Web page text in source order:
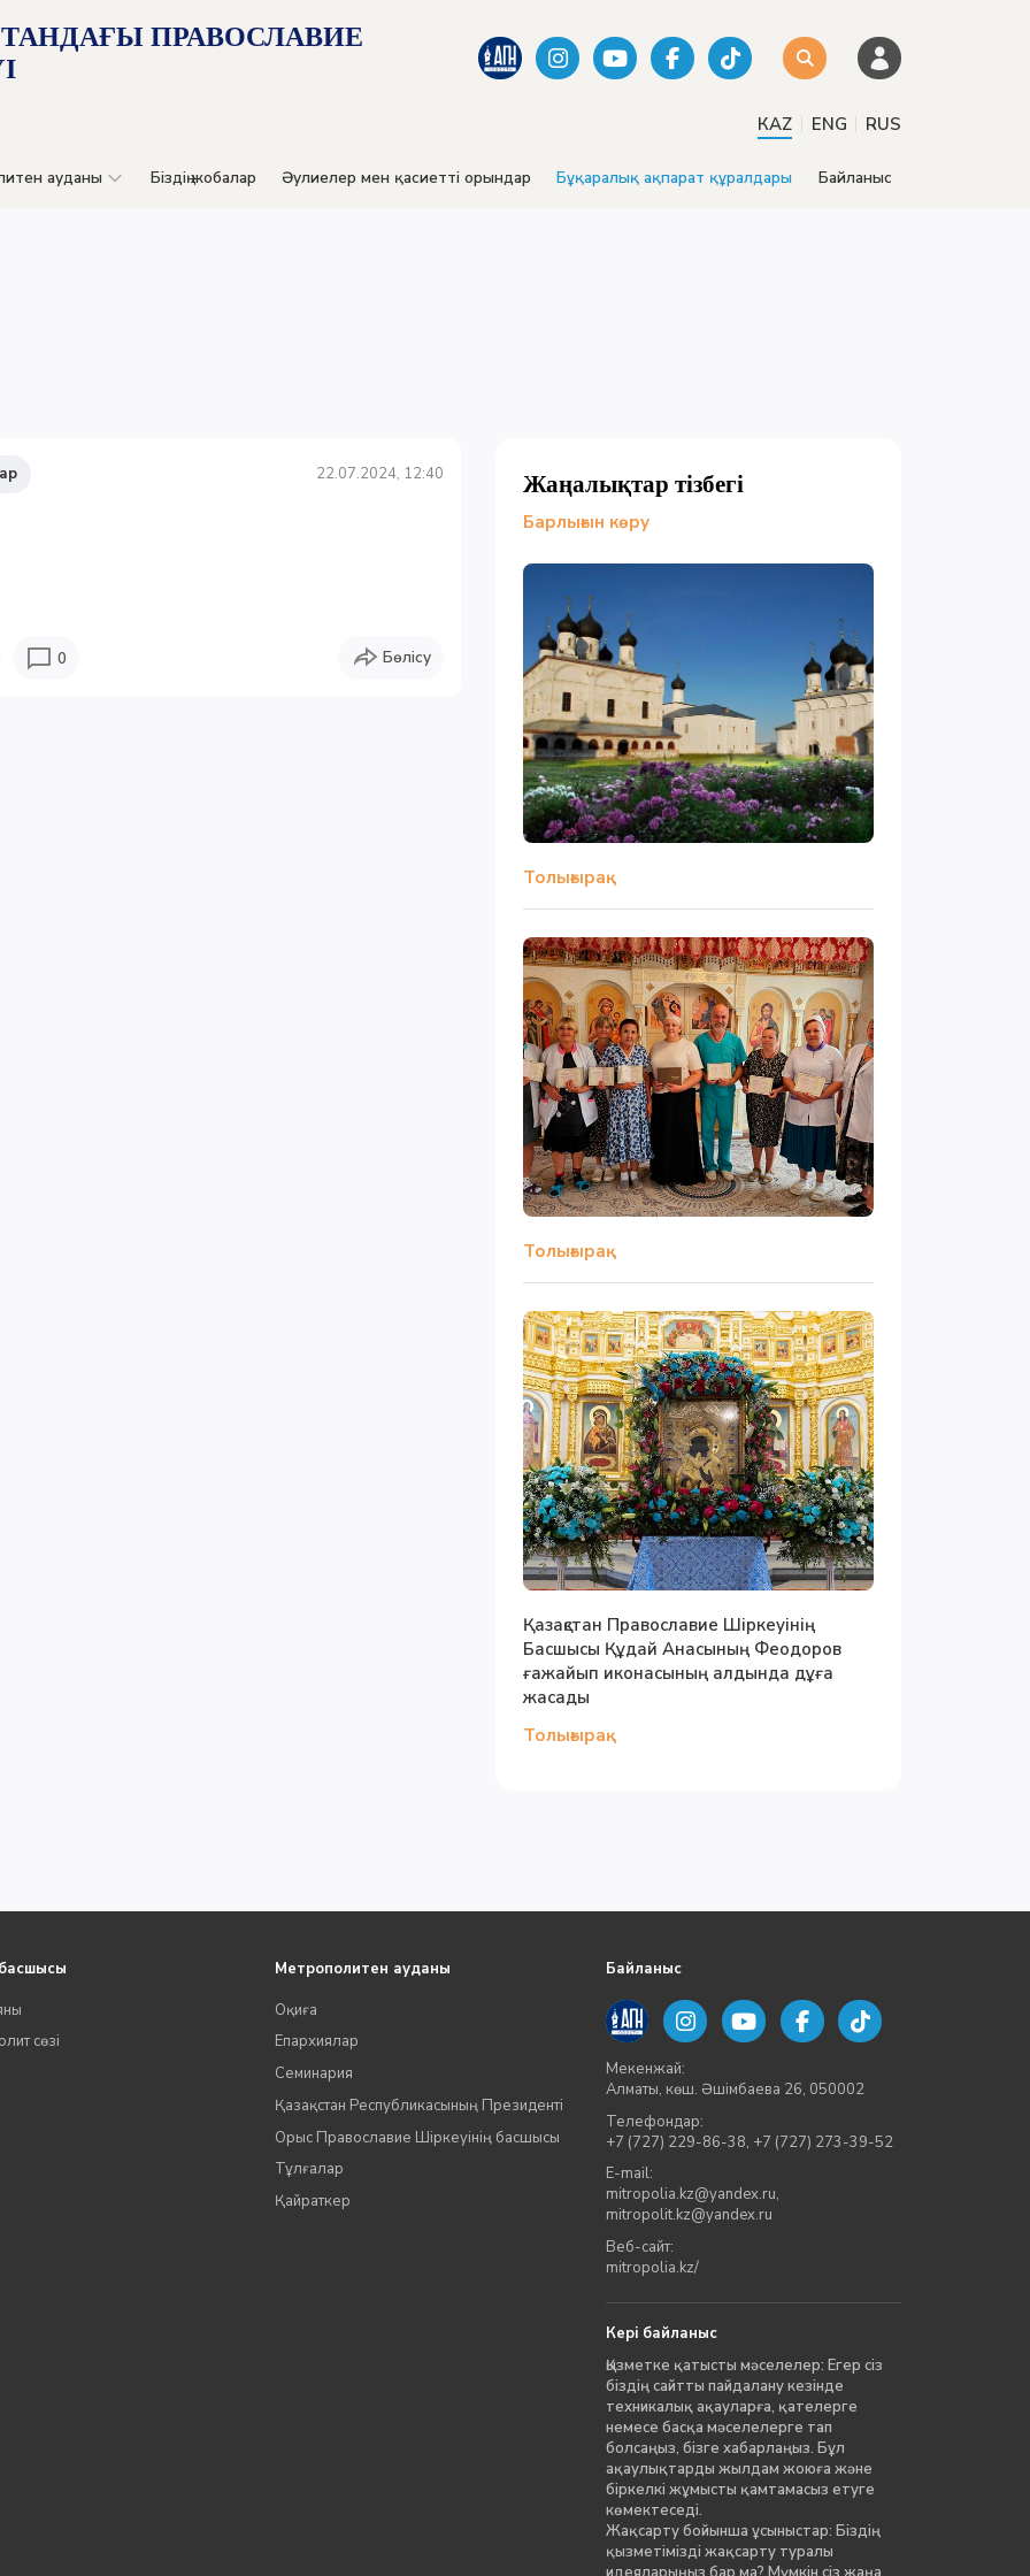
ПРАВОСЛАВИЕ
ауданы Біздің жобалар Әулиелер мен қасиетті орындар Бұқаралық ақпарат құралдары Байланыс
КАZ | ENG | RUS
22.07.2024, 12:40
0 Бөлісу
Жаңалықтар тізбегі
Барлығын көру
Толығырақ
Толығырақ
Қазақстан Православие Шіркеуінің
Басшысы Құдай Анасының Феодоров
ғажайып иконасының алдында дұға
жасады
Толығырақ
сөзі
Метрополитен ауданы
Оқиға
Епархиялар
Семинария
Қазақстан Республикасының Президенті
Орыс Православие Шіркеуінің басшысы
Тұлғалар
Қайраткер
Байланыс
Мекенжай:
Алматы, көш. Әшімбаева 26, 050002
Телефондар:
+7 (727) 229-86-38, +7 (727) 273-39-52
E-mail:
mitropolia.kz@yandex.ru,
mitropolit.kz@yandex.ru
Веб-сайт:
mitropolia.kz/
Кері байланыс
Қызметке қатысты мәселелер: Егер сіз
біздің сайтты пайдалану кезінде
техникалық ақауларға, қателерге
немесе басқа мәселелерге тап
болсаңыз, бізге хабарлаңыз. Бұл
ақаулықтарды жылдам жоюға және
біркелкі жұмысты қамтамасыз етуге
көмектеседі.
Жақсарту бойынша ұсыныстар: Біздің
қызметімізді жақсарту туралы